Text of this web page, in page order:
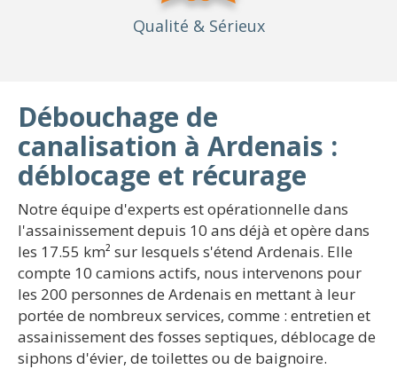
Qualité & Sérieux
Débouchage de
canalisation à Ardenais :
déblocage et récurage
Notre équipe d'experts est opérationnelle dans
l'assainissement depuis 10 ans déjà et opère dans
les 17.55 km² sur lesquels s'étend Ardenais. Elle
compte 10 camions actifs, nous intervenons pour
les 200 personnes de Ardenais en mettant à leur
portée de nombreux services, comme : entretien et
assainissement des fosses septiques, déblocage de
siphons d'évier, de toilettes ou de baignoire.